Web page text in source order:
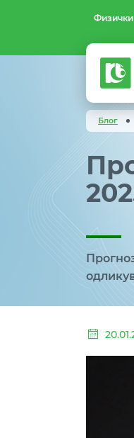
банка
Блог